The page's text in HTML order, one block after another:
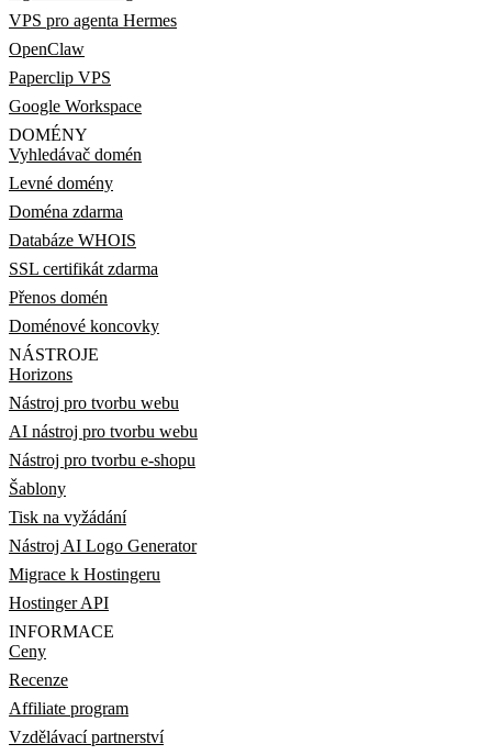
VPS pro agenta Hermes
OpenClaw
Paperclip VPS
Google Workspace
DOMÉNY
Vyhledávač domén
Levné domény
Doména zdarma
Databáze WHOIS
SSL certifikát zdarma
Přenos domén
Doménové koncovky
NÁSTROJE
Horizons
Nástroj pro tvorbu webu
AI nástroj pro tvorbu webu
Nástroj pro tvorbu e-shopu
Šablony
Tisk na vyžádání
Nástroj AI Logo Generator
Migrace k Hostingeru
Hostinger API
INFORMACE
Ceny
Recenze
Affiliate program
Vzdělávací partnerství